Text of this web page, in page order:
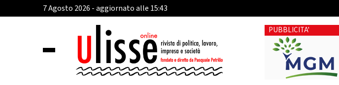
7 Agosto 2026 - aggiornato alle 15:43
PUBBLICITA'